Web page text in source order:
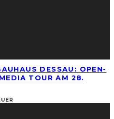
DESSAU: OPEN-
TOUR AM 28.